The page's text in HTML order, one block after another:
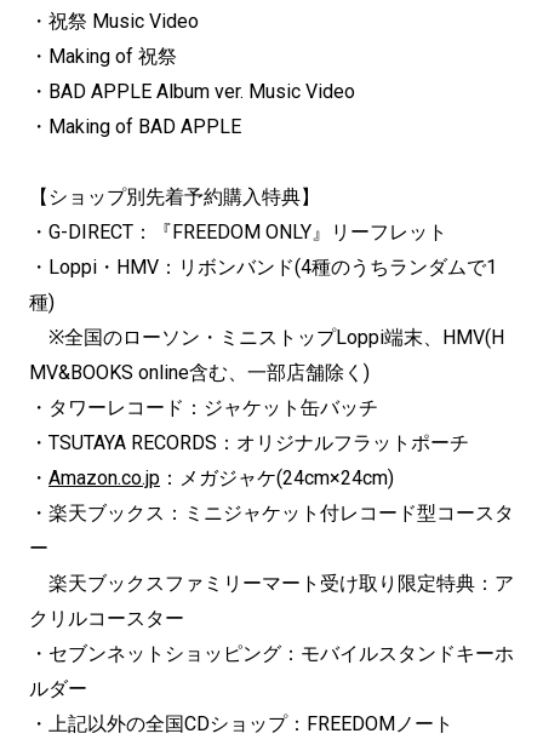
・祝祭 Music Video
・Making of 祝祭
・BAD APPLE Album ver. Music Video
・Making of BAD APPLE
【ショップ別先着予約購入特典】
・G-DIRECT：『FREEDOM ONLY』リーフレット
・Loppi・HMV：リボンバンド(4種のうちランダムで1
種)
※全国のローソン・ミニストップLoppi端末、HMV(H
MV&BOOKS online含む、一部店舗除く)
・タワーレコード：ジャケット缶バッチ
・TSUTAYA RECORDS：オリジナルフラットポーチ
・ Amazon.co.jp ：メガジャケ(24cm×24cm)
・楽天ブックス：ミニジャケット付レコード型コースタ
ー
楽天ブックスファミリーマート受け取り限定特典：ア
クリルコースター
・セブンネットショッピング：モバイルスタンドキーホ
ルダー
・上記以外の全国CDショップ：FREEDOMノート